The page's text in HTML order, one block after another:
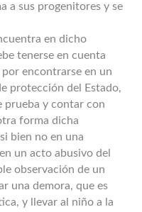
a sus progenitores y se
en dicho
tenerse en cuenta
encontrarse en un
protección del Estado,
prueba y contar con
forma dicha
bien no en una
un acto abusivo del
observación de un
una demora, que es
y llevar al niño a la